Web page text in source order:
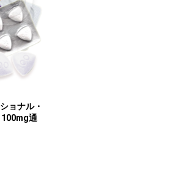
ョナル・
通